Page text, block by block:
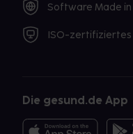
Software Made
ISO-
Die gesund.de App